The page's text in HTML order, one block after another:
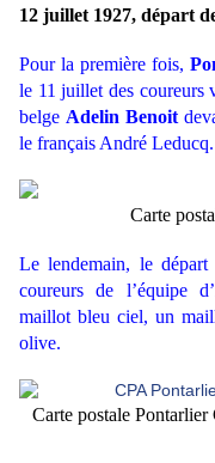
12 juillet 1927, départ
Pour la première fois,
le 11 juillet des coureurs
belge Adelin Benoit
le français André Leducq.
Carte
Le lendemain, le
coureurs de l’équipe
maillot bleu ciel, un
olive.
Carte postale